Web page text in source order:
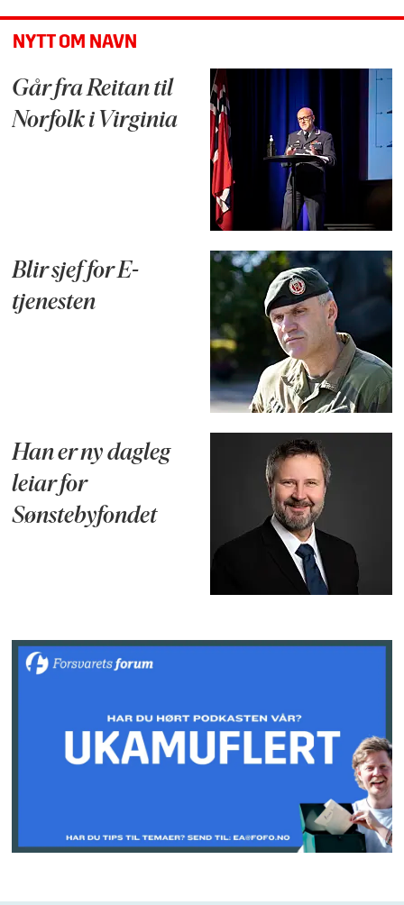
NYTT OM NAVN
Går fra Reitan til
Norfolk i Virginia
Blir sjef for E-
tjenesten
Han er ny dagleg
leiar for
Sønstebyfondet